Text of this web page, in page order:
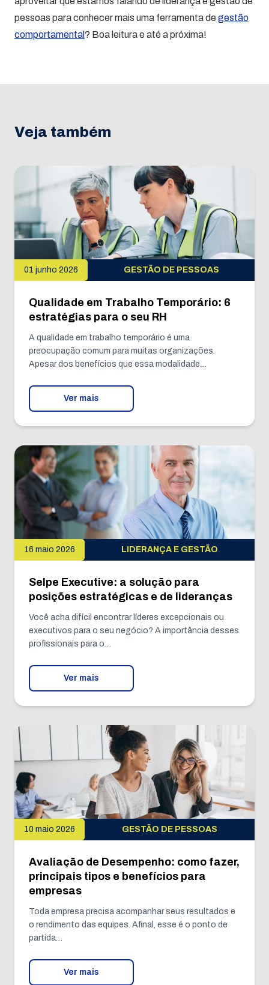
pessoas para conhecer mais uma ferramenta degestão
comportamental? Boa leitura e até a próxima!
Veja também
01 junho 2026 GESTÃO DE PESSOAS
Qualidade em Trabalho Temporário: 6
estratégias para o seu RH
A qualidade em trabalho temporário é uma
preocupação comum para muitas organizações.
Apesar dos benefícios que essa modalidade…
Ver mais
16 maio 2026 LIDERANÇA E GESTÃO
Selpe Executive: a solução para
posições estratégicas e de lideranças
Você acha difícil encontrar líderes excepcionais ou
executivos para o seu negócio? A importância desses
profissionais para o…
Ver mais
10 maio 2026 GESTÃO DE PESSOAS
Avaliação de Desempenho: como fazer,
principais tipos e benefícios para
empresas
Toda empresa precisa acompanhar seus resultados e
o rendimento das equipes. Afinal, esse é o ponto de
partida…
Ver mais